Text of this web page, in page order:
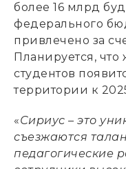
более 16 млрд
федерального
привлечено за
Планируется,
студентов
территории к
«Сириус – это
съезжаются
педагогические